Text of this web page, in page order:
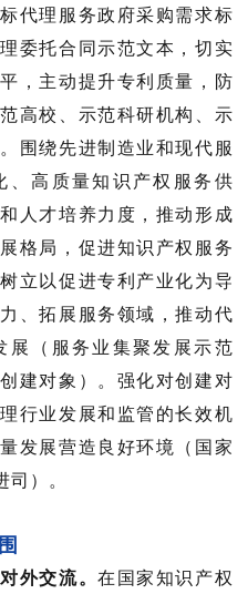
代理服务政府采购需求标
委托合同示范文本，切实
，主动提升专利质量，防
高校、示范科研机构、示
围绕先进制造业和现代服
、高质量知识产权服务供
人才培养力度，推动形成
格局，促进知识产权服务
立以促进专利产业化为导
、拓展服务领域，推动代
展（ 服务业集聚发展示范
建对象）。强化对创建对
行业发展和监管的长效机
发展营造良好环境（国家
）。
外交流。在国家知识产权